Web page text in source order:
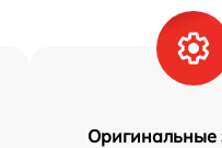
Оригинальные